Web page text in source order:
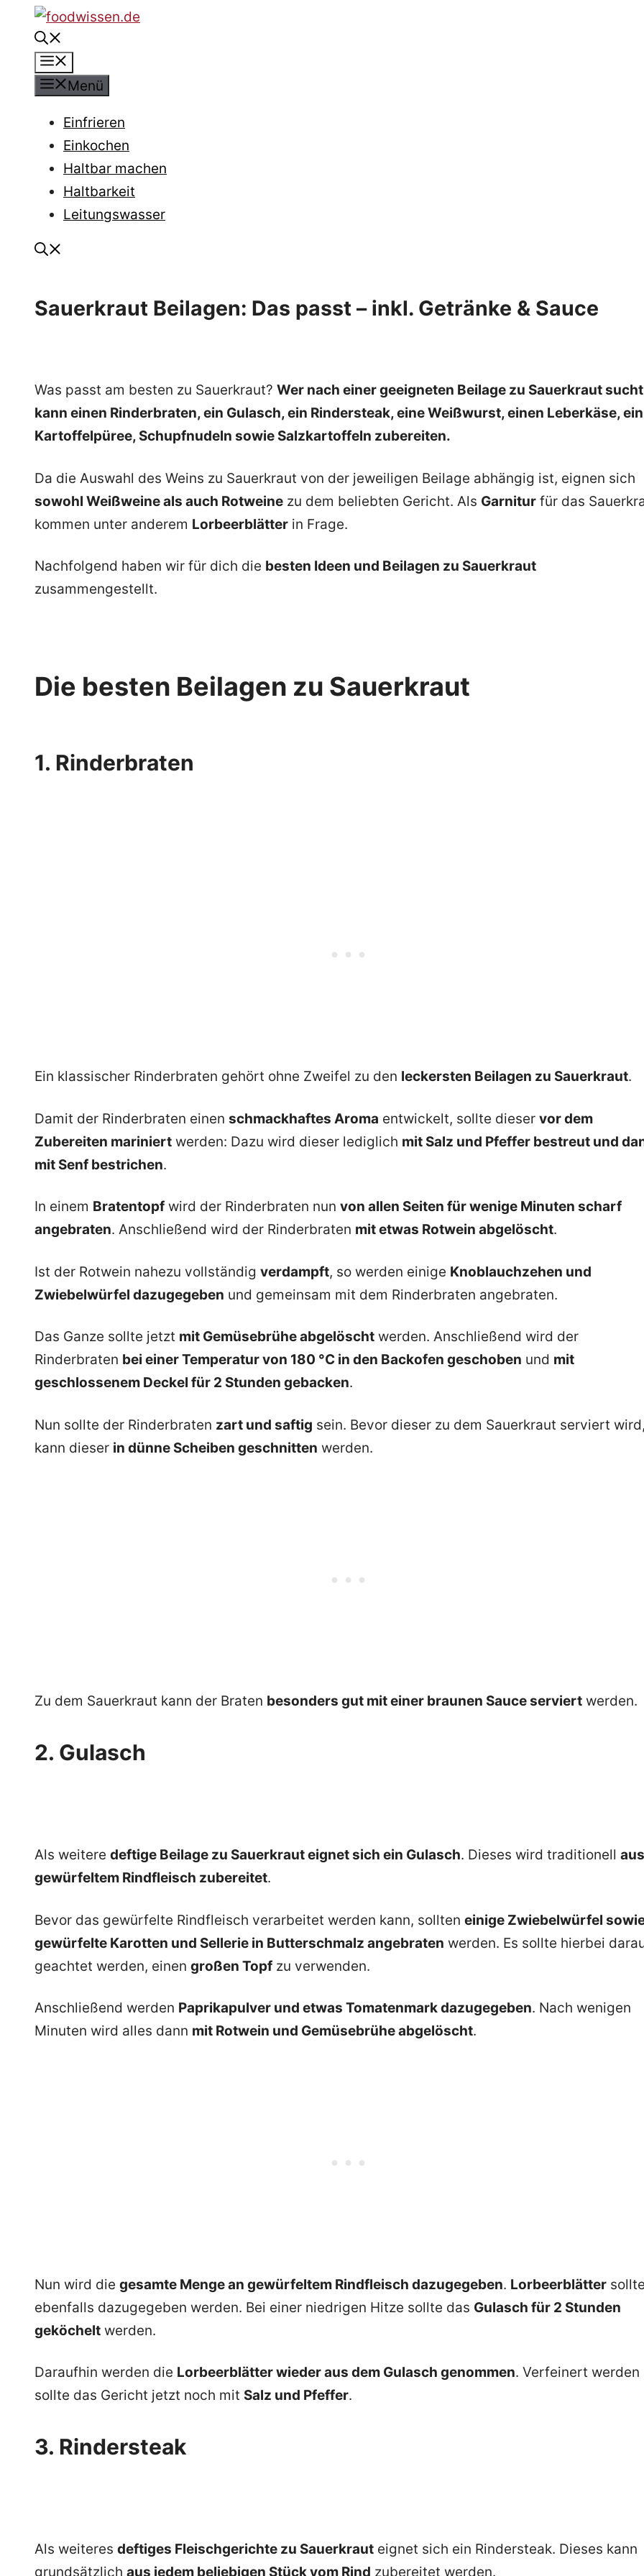
Inhalt
springen
Menü
Einfrieren
Einkochen
Haltbar machen
Haltbarkeit
Leitungswasser
Sauerkraut Beilagen: Das passt – inkl. Getränke & Sauce
Was passt am besten zu Sauerkraut? Wer nach einer geeigneten Beilage zu Sauerkraut
kann einen Rinderbraten, ein Gulasch, ein Rindersteak, eine Weißwurst, einen Leberkäse, ein
Kartoffelpüree, Schupfnudeln sowie Salzkartoffeln zubereiten.
Da die Auswahl des Weins zu Sauerkraut von der jeweiligen Beilage abhängig ist, eignen sich
sowohl Weißweine als auch Rotweine zu dem beliebten Gericht. Als Garnitur für das
kommen unter anderem Lorbeerblätter in Frage.
Nachfolgend haben wir für dich die besten Ideen und Beilagen zu Sauerkraut
zusammengestellt.
Die besten Beilagen zu Sauerkraut
1. Rinderbraten
Ein klassischer Rinderbraten gehört ohne Zweifel zu den leckersten Beilagen zu Sauerkraut.
Damit der Rinderbraten einen schmackhaftes Aroma entwickelt, sollte dieser vor dem
Zubereiten mariniert werden: Dazu wird dieser lediglich mit Salz und Pfeffer bestreut und
mit Senf bestrichen.
In einem Bratentopf wird der Rinderbraten nun von allen Seiten für wenige Minuten scharf
angebraten. Anschließend wird der Rinderbraten mit etwas Rotwein abgelöscht.
Ist der Rotwein nahezu vollständig verdampft, so werden einige Knoblauchzehen und
Zwiebelwürfel dazugegeben und gemeinsam mit dem Rinderbraten angebraten.
Das Ganze sollte jetzt mit Gemüsebrühe abgelöscht werden. Anschließend wird der
Rinderbraten bei einer Temperatur von 180 °C in den Backofen geschoben und mit
geschlossenem Deckel für 2 Stunden gebacken.
Nun sollte der Rinderbraten zart und saftig sein. Bevor dieser zu dem Sauerkraut serviert
kann dieser in dünne Scheiben geschnitten werden.
Zu dem Sauerkraut kann der Braten besonders gut mit einer braunen Sauce serviert werden.
2. Gulasch
Als weitere deftige Beilage zu Sauerkraut eignet sich ein Gulasch. Dieses wird traditionell aus
gewürfeltem Rindfleisch zubereitet.
Bevor das gewürfelte Rindfleisch verarbeitet werden kann, sollten einige Zwiebelwürfel
gewürfelte Karotten und Sellerie in Butterschmalz angebraten werden. Es sollte hierbei
geachtet werden, einen großen Topf zu verwenden.
Anschließend werden Paprikapulver und etwas Tomatenmark dazugegeben. Nach wenigen
Minuten wird alles dann mit Rotwein und Gemüsebrühe abgelöscht.
Nun wird die gesamte Menge an gewürfeltem Rindfleisch dazugegeben. Lorbeerblätter
ebenfalls dazugegeben werden. Bei einer niedrigen Hitze sollte das Gulasch für 2 Stunden
geköchelt werden.
Daraufhin werden die Lorbeerblätter wieder aus dem Gulasch genommen. Verfeinert werden
sollte das Gericht jetzt noch mit Salz und Pfeffer.
3. Rindersteak
Als weiteres deftiges Fleischgerichte zu Sauerkraut eignet sich ein Rindersteak. Dieses kann
grundsätzlich aus jedem beliebigen Stück vom Rind zubereitet werden.